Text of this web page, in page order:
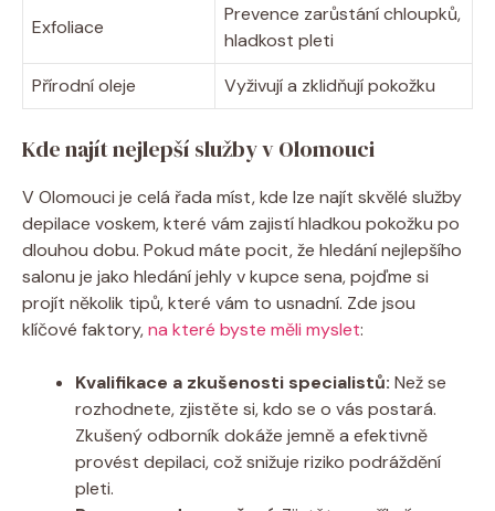
Exfoliace
Prevence zarůstání chloupků,
hladkost pleti
Přírodní oleje
Vyživují a zklidňují pokožku
Kde najít nejlepší služby v Olomouci
V Olomouci je celá řada míst, kde lze najít skvělé služby
depilace voskem, které vám zajistí hladkou pokožku po
dlouhou dobu. Pokud máte pocit, že hledání nejlepšího
salonu je jako hledání jehly v kupce sena, pojďme si
projít několik tipů, které vám to usnadní. Zde jsou
klíčové faktory,na které byste měli myslet:
Kvalifikace a zkušenosti specialistů: Než se
rozhodnete, zjistěte si, kdo se o vás postará.
Zkušený odborník dokáže jemně a efektivně
provést depilaci, což snižuje riziko podráždění
pleti.